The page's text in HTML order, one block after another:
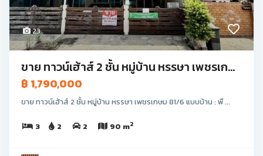
23
ขาย ทาวน์เฮ้าส์ 2 ชั้น หมู่บ้าน หรรษา เพชรเก...
฿ 1,790,000
ขาย ทาวน์เฮ้าส์ 2 ชั้น หมู่บ้าน หรรษา เพชรเกษม 81/6 แบบบ้าน : พื ...
3 2 2 90 m2